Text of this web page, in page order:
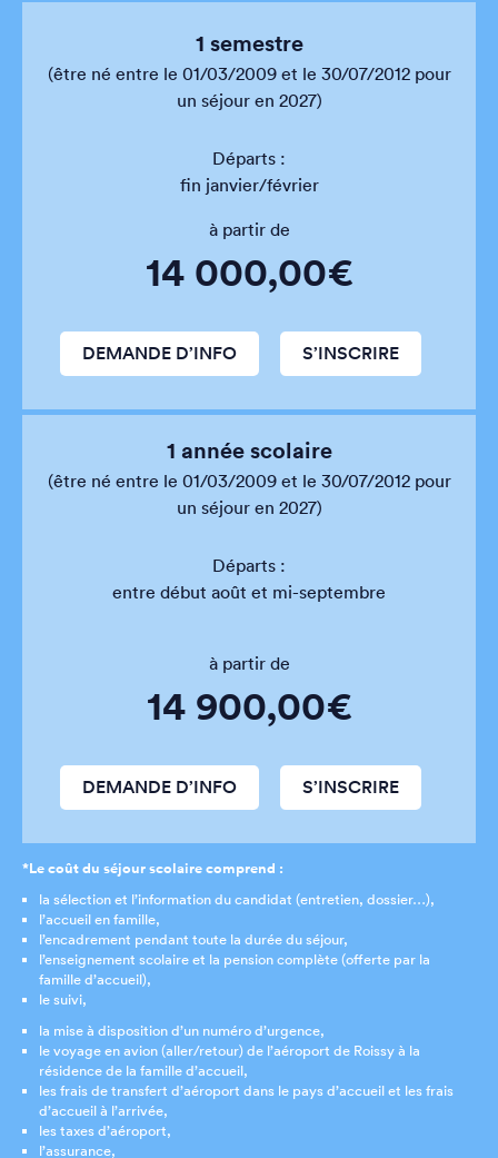
1 semestre
(être né entre le 01/03/2009 et le 30/07/2012 pour
un séjour en 2027)
Départs :
fin janvier/février
à partir de
14 000,00€
DEMANDE D’INFO S’INSCRIRE
1 année scolaire
(être né entre le 01/03/2009 et le 30/07/2012 pour
un séjour en 2027)
Départs :
entre début août et mi-septembre
à partir de
14 900,00€
DEMANDE D’INFO S’INSCRIRE
*Le coût du séjour scolaire comprend :
la sélection et l’information du candidat (entretien, dossier…),
l’accueil en famille,
l’encadrement pendant toute la durée du séjour,
l’enseignement scolaire et la pension complète (offerte par la
famille d’accueil),
le suivi,
la mise à disposition d’un numéro d’urgence,
le voyage en avion (aller/retour) de l’aéroport de Roissy à la
résidence de la famille d’accueil,
les frais de transfert d’aéroport dans le pays d’accueil et les frais
d’accueil à l’arrivée,
les taxes d’aéroport,
l’assurance,